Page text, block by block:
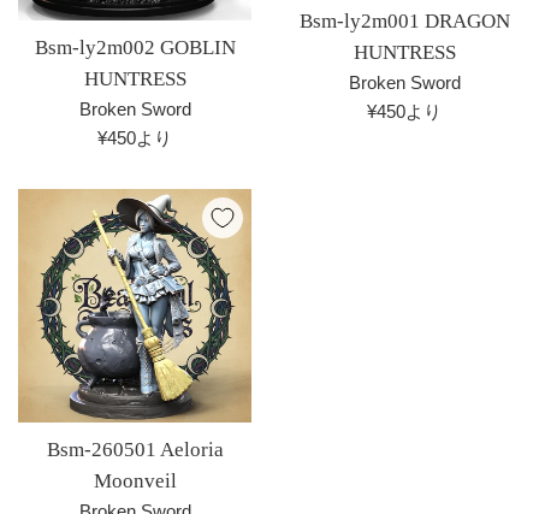
Bsm-ly2m002 GOBLIN
HUNTRESS
Broken Sword
¥450より
Bsm-ly2m001 DRAGON
HUNTRESS
Broken Sword
¥450より
Bsm-260501 Aeloria
Moonveil